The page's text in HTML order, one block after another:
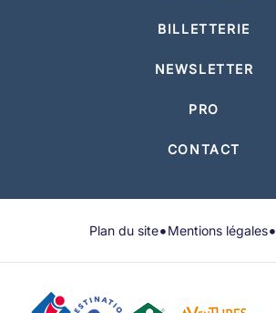
BILLETTERIE
NEWSLETTER
PRO
CONTACT
Plan du site•Mentions légales•